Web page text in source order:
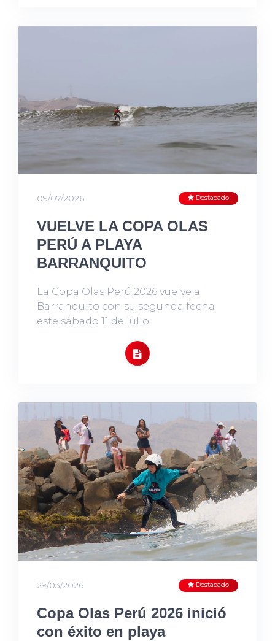
09/07/2026 Destacado
VUELVE LA COPA OLAS
PERÚ A PLAYA
BARRANQUITO
La Copa Olas Perú 2026 vuelve a
Barranquito con su segunda fecha
este sábado 11 de julio
29/03/2026 Destacado
Copa Olas Perú 2026 inició
con éxito en playa